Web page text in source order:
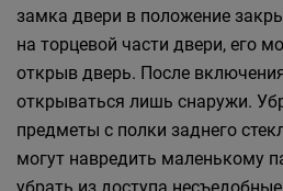
замка двери в положение
на торцевой части двери, его
открыв дверь. После
открываться лишь снаружи.
предметы с полки заднего
могут навредить маленькому